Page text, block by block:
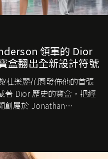
領軍的 Dior
盒翻出全新設計符號
杜樂麗花園發佈他的首張
著 Dior 歷史的寶盒，把經
創屬於 Jonathan